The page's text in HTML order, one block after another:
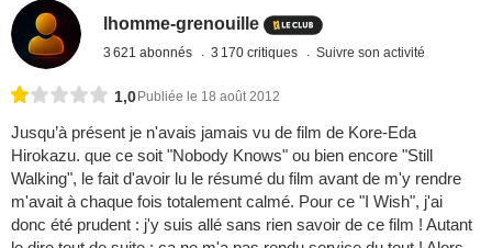
lhomme-grenouille
3 621 abonnés 3 170 critiques Suivre son activité
1,0 Publiée le 18 août 2012
Jusqu’à présent je n'avais jamais vu de film de Kore-Eda
Hirokazu. que ce soit "Nobody Knows" ou bien encore "Still
Walking", le fait d'avoir lu le résumé du film avant de m'y rendre
m'avait à chaque fois totalement calmé. Pour ce "I Wish", j'ai
donc été prudent : j'y suis allé sans rien savoir de ce film ! Autant